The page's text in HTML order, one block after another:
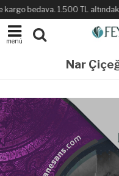
bedava. 1.500 TL
menü
Nar